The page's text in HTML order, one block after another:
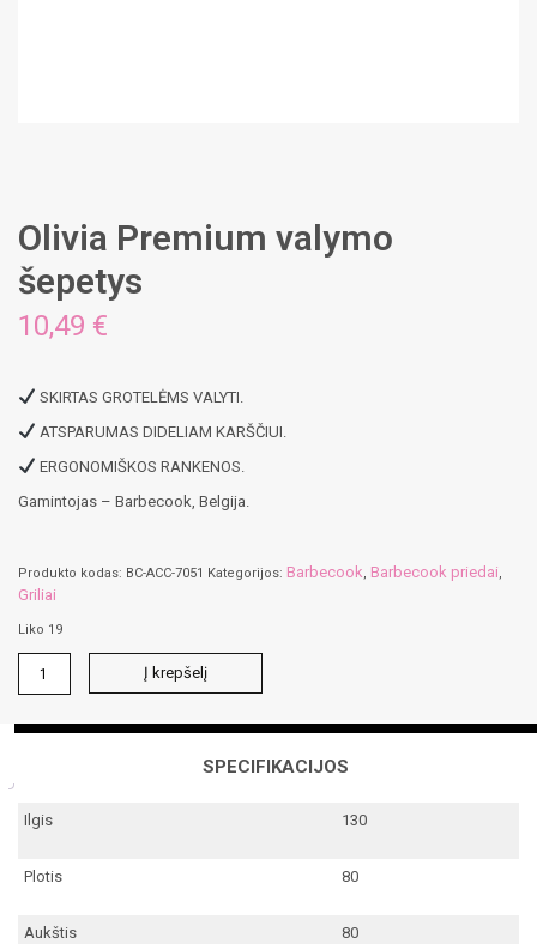
Olivia Premium valymo
šepetys
10,49 €
SKIRTAS GROTELĖMS VALYTI.
ATSPARUMAS DIDELIAM KARŠČIUI.
ERGONOMIŠKOS RANKENOS.
Gamintojas – Barbecook, Belgija.
Produkto kodas: BC-ACC-7051 Kategorijos: Barbecook, Barbecook priedai,
Griliai
Liko 19
kiekis:
Premium
Į krepšelį
SPECIFIKACIJOS
Ilgis 130
Plotis 80
Aukštis 80